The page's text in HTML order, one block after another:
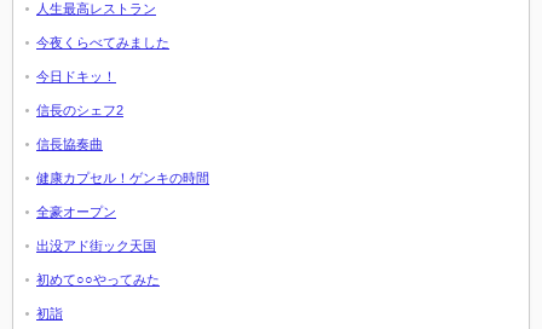
人生最高レストラン
今夜くらべてみました
今日ドキッ！
信長のシェフ2
信長協奏曲
健康カプセル！ゲンキの時間
全豪オープン
出没アド街ック天国
初めて○○やってみた
初詣